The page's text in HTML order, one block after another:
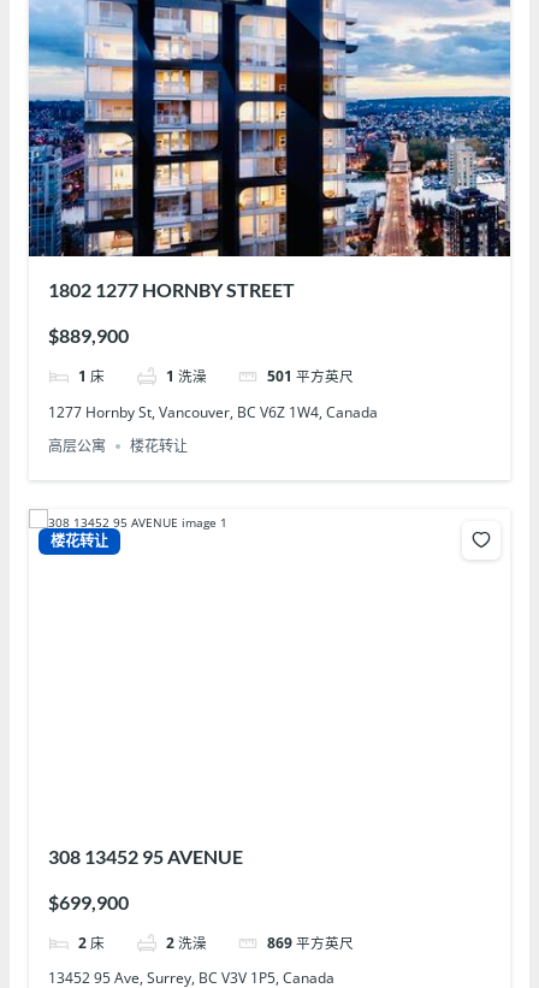
1802 1277 HORNBY STREET
$889,900
1 床 1 洗澡 501 平方英尺
1277 Hornby St, Vancouver, BC V6Z 1W4, Canada
高层公寓
楼花转让
楼花转让
308 13452 95 AVENUE
$699,900
2 床 2 洗澡 869 平方英尺
13452 95 Ave, Surrey, BC V3V 1P5, Canada